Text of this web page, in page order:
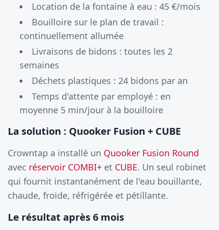
Location de la fontaine à eau : 45 €/mois
Bouilloire sur le plan de travail :
continuellement allumée
Livraisons de bidons : toutes les 2
semaines
Déchets plastiques : 24 bidons par an
Temps d'attente par employé : en
moyenne 5 min/jour à la bouilloire
La solution : Quooker Fusion + CUBE
Crowntap a installé un Quooker Fusion Round
avec réservoir COMBI+ et CUBE. Un seul robinet
qui fournit instantanément de l'eau bouillante,
chaude, froide, réfrigérée et pétillante.
Le résultat après 6 mois